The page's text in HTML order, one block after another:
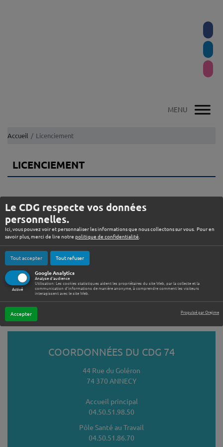
Le CDG respecte vos données
personnelles.
Ici, vous pouvez voir et personnaliser les informations que nous collectons sur vous. Pour en
savoir plus, merci de lire notre politique de confidentialité
Tout accepter Tout refuser
Google Analytics
Activé
Analyse d'audience
Utilisation: Les cookies statistiques aident les propriétaires du site Web, par la collecte et la
communication d'informations de manière anonyme, à comprendre comment les visiteurs
interagissent avec le site Web.
Accepter Propulsé par Orejime
Accueil Licenciement
LICENCIEMENT
Note d’information – Le licenciement dans la Fonction Publique
Territoriale (MAJ juin 2023)
Contactez-nous
COORDONNÉES DU CDG 74
44 Rue du Goléron
74 370 ANNECY
Accueil principal
04.50.51.98.50
Pôle Santé au Travail
04.50.51.86.70